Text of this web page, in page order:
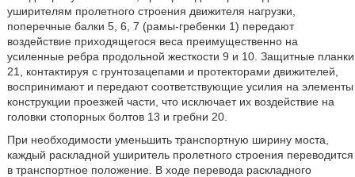
уширителям пролетного строения движителя нагрузки,
поперечные балки 5, 6, 7 (рамы-гребенки 1) передают
воздействие приходящегося веса преимущественно на
усиленные ребра продольной жесткости 9 и 10. Защитные планки
21, контактируя с грунтозацепами и протекторами движителей,
воспринимают и передают соответствующие усилия на элементы
конструкции проезжей части, что исключает их воздействие на
головки стопорных болтов 13 и гребни 20.
При необходимости уменьшить транспортную ширину моста,
каждый раскладной уширитель пролетного строения переводится
в транспортное положение. В ходе перевода раскладного